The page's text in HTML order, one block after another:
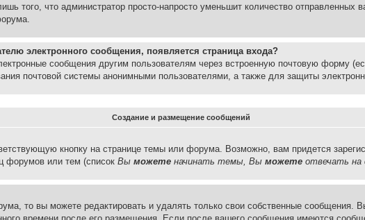
того, что администратор просто-напросто уменьшит количество
электронного сообщения, появляется страница входа?
сообщения другим пользователям через встроенную почтовую форму
почтовой системы анонимными пользователями, а также для защиты
Создание и размещение сообщений
кнопку на странице темы или форума. Возможно, вам придется
форумов или тем (список Вы можете начинать темы, Вы можете отвечать на
то вы можете редактировать и удалять только свои собственные сообщения.